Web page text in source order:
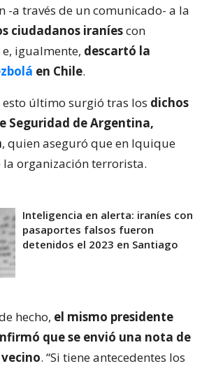
-a través de un comunicado- a la
ciudadanos iraníescon
igualmente, descartó la
en Chile.
esto último surgió tras los dichos
Seguridad de Argentina,
, quien aseguró que en Iquique
la organización terrorista.
Inteligencia en alerta: iraníes con
pasaportes falsos fueron
detenidos el 2023 en Santiago
hecho, el mismo presidente
que se envió una nota de
. “Si tiene antecedentes los